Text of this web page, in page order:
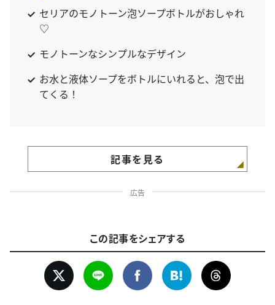
セリアのモノトーン泡ソープボトルがおしゃれ
♡
モノトーンなシンプルなデザイン
お水と液体ソープをボトルにいれると、泡で出
てくる！
記事を見る
広告
この記事をシェアする